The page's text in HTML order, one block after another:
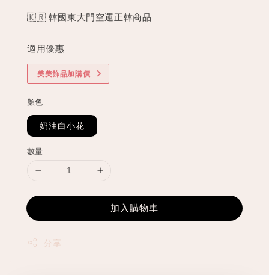
🇰🇷 韓國東大門空運正韓商品
適用優惠
美美飾品加購價
顏色
奶油白小花
數量
加入購物車
分享